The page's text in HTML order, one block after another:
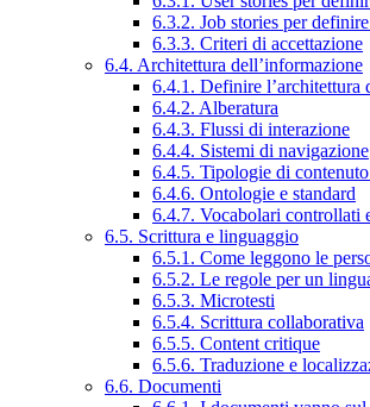
6.3.2. Job stories per
6.3.3. Criteri di accettazione
6.4. Architettura dell’informazione
6.4.1. Definire l’architettura
6.4.2. Alberatura
6.4.3. Flussi di interazione
6.4.4. Sistemi di navigazione
6.4.5. Tipologie di
6.4.6. Ontologie e standard
6.4.7. Vocabolari controllati
6.5. Scrittura e linguaggio
6.5.1. Come leggono le
6.5.2. Le regole per un
6.5.3. Microtesti
6.5.4. Scrittura collaborativa
6.5.5. Content critique
6.5.6. Traduzione e
6.6. Documenti